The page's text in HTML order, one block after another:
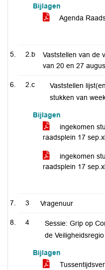
Bijlagen
Agenda
2.b
Vaststellen van de
van 20 en 27
2.c
Vaststellen
stukken van
Bijlagen
ingekomen
raadsplein 17
ingekomen
raadsplein 17
3 Vragenuur
4
Sessie: Grip op
de
Bijlagen